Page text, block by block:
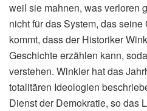
weil sie mahnen, was verloren
nicht für das System, das
kommt, dass der Historiker
Geschichte erzählen kann,
verstehen. Winkler hat das
totalitären Ideologien
Dienst der Demokratie, so das